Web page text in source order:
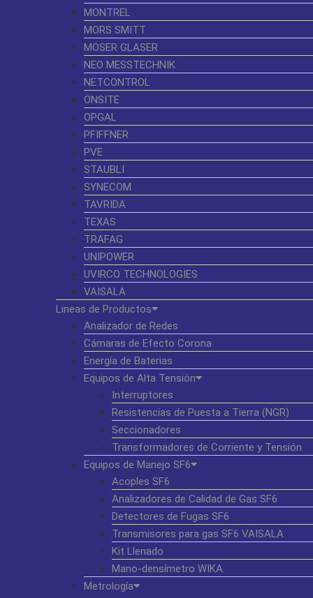
MONTREL
MORS SMITT
MOSER GLASER
NEO MESSTECHNIK
NETCONTROL
ONSITE
OPGAL
PFIFFNER
PVE
STAUBLI
SYNECOM
TAVRIDA
TEXAS
TRAFAG
UNIPOWER
UVIRCO TECHNOLOGIES
VAISALA
Lineas de Productos
Analizador de Redes
Cámaras de Efecto Corona
Energía de Baterias
Equipos de Alta Tensión
Interruptores
Resistencias de Puesta a Tierra (NGR)
Seccionadores
Transformadores de Corriente y Tensión
Equipos de Manejo SF6
Acoples SF6
Analizadores de Calidad de Gas SF6
Detectores de Fugas SF6
Transmisores para gas SF6 VAISALA
Kit Llenado
Mano-densímetro WIKA
Metrología